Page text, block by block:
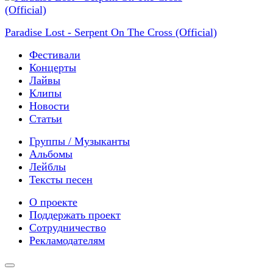
Paradise Lost - Serpent On The Cross (Official)
Фестивали
Концерты
Лайвы
Клипы
Новости
Статьи
Группы / Музыканты
Альбомы
Лейблы
Тексты песен
О проекте
Поддержать проект
Сотрудничество
Рекламодателям